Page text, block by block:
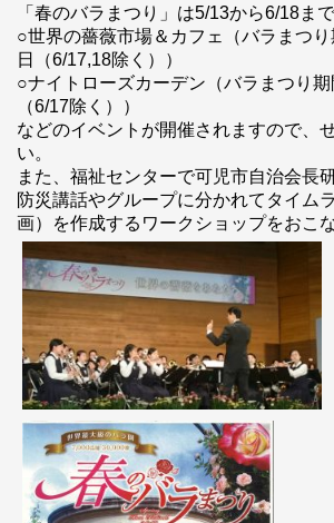
「春のバラまつり」は5/13から6/18ま
○世界の薔薇市場＆カフェ（バラまつ
日（6/17,18除く））
○ナイトローズカーデン（バラまつり期
（6/17除く））
などのイベントが開催されますので、
い。
また、福祉センターで可児市自治会長
防災講話やグループに分かれてタイム
画）を作成するワークショップをおこ